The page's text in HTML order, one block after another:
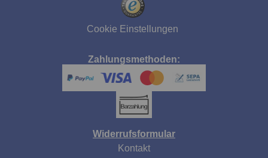
Cookie Einstellungen
Zahlungsmethoden:
Widerrufsformular
Kontakt